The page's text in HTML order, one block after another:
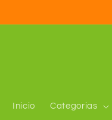
Inicio Categorias